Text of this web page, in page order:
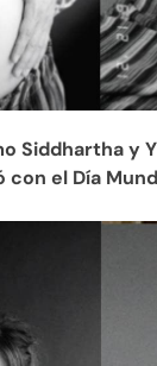
Siddhartha
el Día